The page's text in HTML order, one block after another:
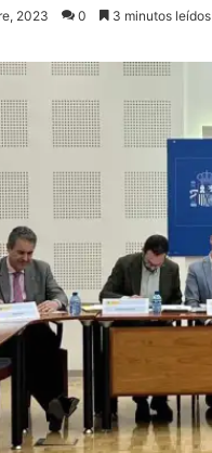
2023 0 3 minutos leídos